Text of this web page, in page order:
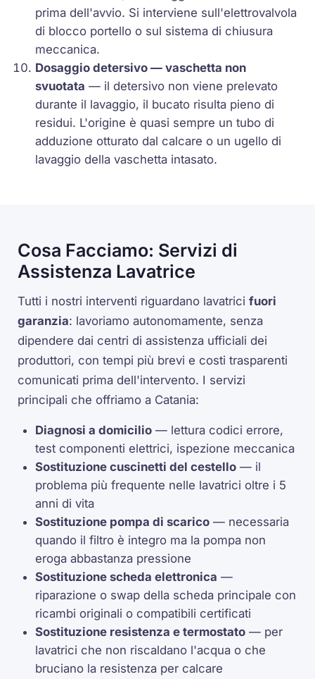
prima dell'avvio. Si interviene sull'elettrovalvola
di blocco portello o sul sistema di chiusura
meccanica.
Dosaggio detersivo — vaschetta non
svuotata — il detersivo non viene prelevato
durante il lavaggio, il bucato risulta pieno di
residui. L'origine è quasi sempre un tubo di
adduzione otturato dal calcare o un ugello di
lavaggio della vaschetta intasato.
Cosa Facciamo: Servizi di
Assistenza Lavatrice
Tutti i nostri interventi riguardano lavatricifuori
garanzia: lavoriamo autonomamente, senza
dipendere dai centri di assistenza ufficiali dei
produttori, con tempi più brevi e costi trasparenti
comunicati prima dell'intervento. I servizi
principali che offriamo a Catania:
Diagnosi a domicilio — lettura codici errore,
test componenti elettrici, ispezione meccanica
Sostituzione cuscinetti del cestello — il
problema più frequente nelle lavatrici oltre i 5
anni di vita
Sostituzione pompa di scarico — necessaria
quando il filtro è integro ma la pompa non
eroga abbastanza pressione
Sostituzione scheda elettronica —
riparazione o swap della scheda principale con
ricambi originali o compatibili certificati
Sostituzione resistenza e termostato — per
lavatrici che non riscaldano l'acqua o che
bruciano la resistenza per calcare